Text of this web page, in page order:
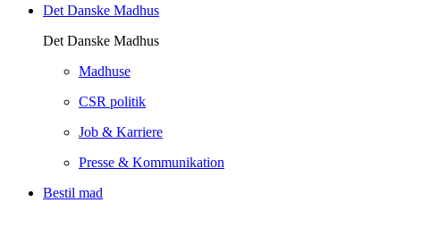
Det Danske Madhus
Det Danske Madhus
Madhuse
CSR politik
Job & Karriere
Presse & Kommunikation
Bestil mad